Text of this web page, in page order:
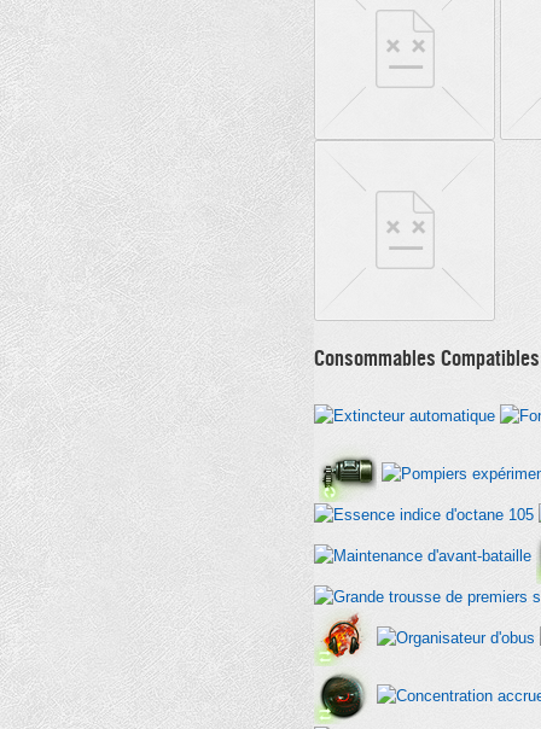
Consommables Compatibles